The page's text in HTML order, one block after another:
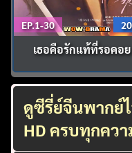
EP.1-30
เธอคือรักแท้ที่รอคอย
ดูซีรี่ย์จีนพากย์
HD ครบทุกคว